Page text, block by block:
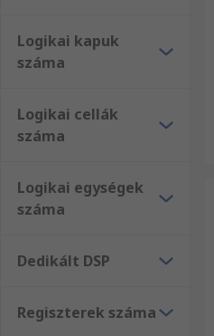
Logikai kapuk
száma
Logikai cellák
száma
Logikai egységek
száma
Dedikált DSP
Regiszterek száma